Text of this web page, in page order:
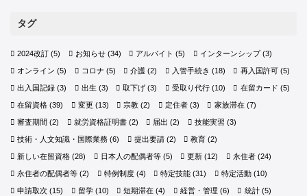
タグ
2024改訂 (5) お知らせ(34) アルバイト (5) インターンシップ(3)
オンライン (5) コロナ (5) 介護 (2) 入管手続き (18) 再入国許可(5)
出入国記録 (3) 出生 (3) 取下げ (3) 受取り代行(10) 在留カード (5)
在留資格 (39) 変更 (13) 宗教 (2) 定住者(3) 家族滞在(7)
審査期間 (2) 就労資格証明書(2) 届出 (2) 技能実習 (3)
技術・人文知識・国際業務 (6) 提出要請(2) 教育 (2)
新しい在留資格 (28) 日本人の配偶者等(5) 更新 (12) 永住者(24)
永住者の配偶者等 (2) 特例制度(4) 特定技能 (31) 特定活動(10)
申請取次 (15) 留学(10) 短期滞在 (4) 経営・管理 (6) 統計(5)